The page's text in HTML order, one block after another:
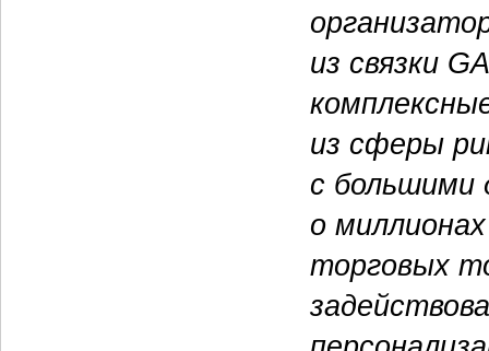
из связки
из сферы
с большими
о
торговых